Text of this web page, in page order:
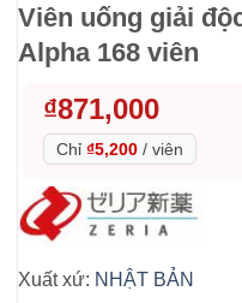
Viên uống giải
Alpha 168 viên
₫871,000
Chỉ ₫5,200 / viên
Xuất xứ: NHẬT BẢN